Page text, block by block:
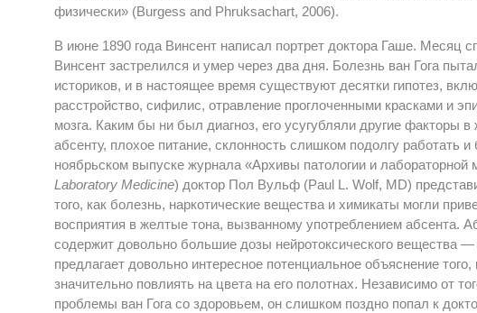
физически» (Burgess and Phruksachart, 2006).
В июне 1890 года Винсент написал портрет доктора Гаше. Месяц
Винсент застрелился и умер через два дня. Болезнь ван Гога
историков, и в настоящее время существуют десятки гипотез,
расстройство, сифилис, отравление проглоченными красками и
мозга. Каким бы ни был диагноз, его усугубляли другие факторы
абсенту, плохое питание, склонность слишком подолгу работать и
ноябрьском выпуске журнала «Архивы патологии и лабораторной
Laboratory Medicine) доктор Пол Вульф (Paul L. Wolf, MD)
того, как болезнь, наркотические вещества и химикаты могли
восприятия в желтые тона, вызванному употреблением абсента.
содержит довольно большие дозы нейротоксического вещества
предлагает довольно интересное потенциальное объяснение того,
значительно повлиять на цвета на его полотнах. Независимо от
проблемы ван Гога со здоровьем, он слишком поздно попал к